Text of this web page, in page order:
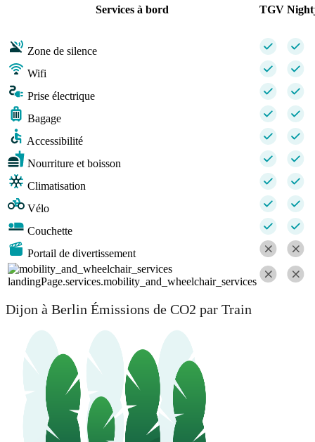
Services à bord TGV
Zone de silence
Wifi
Prise électrique
Bagage
Accessibilité
Nourriture et boisson
Climatisation
Vélo
Couchette
Portail de divertissement
landingPage.services.mobility_and_wheelchair_services
Dijon à Berlin Émissions de CO2 par Train